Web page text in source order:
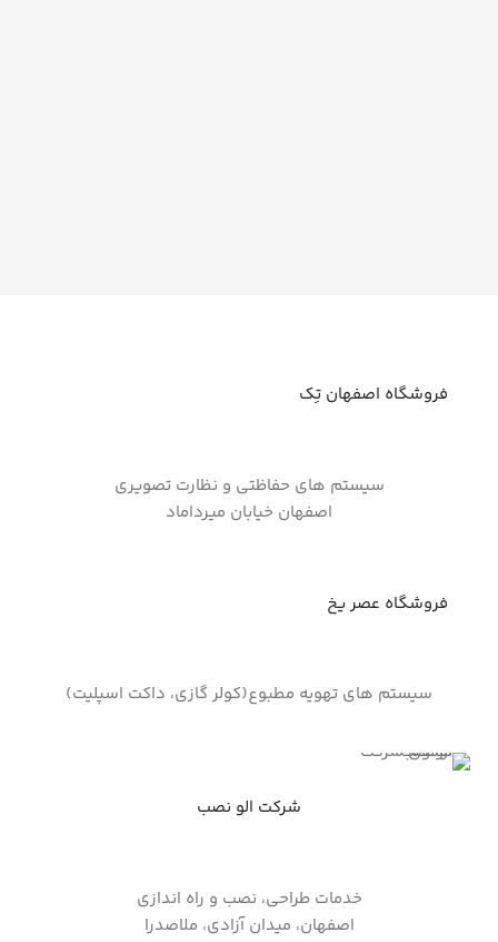
فروشگاه اصفهان تِک
سیستم های حفاظتی و نظارت تصویری
اصفهان خیابان میرداماد
فروشگاه عصر یخ
سیستم های تهویه مطبوع(کولر گازی، داکت اسپلیت)
شرکت الو نصب
خدمات طراحی، نصب و راه اندازی
اصفهان، میدان آزادی، ملاصدرا